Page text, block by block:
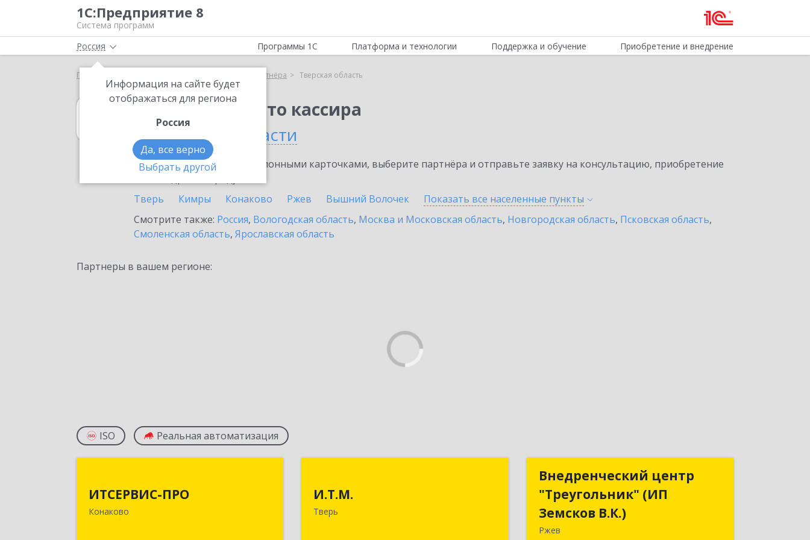
1С:Предприятие 8
Система программ
Россия
Информация на сайте будет
отображаться для региона
Россия
Да, все верно
Выбрать другой
Программы 1С Платформа и технологии Поддержка и обучение Приобретение и внедрение
Главная Выбор партнёра Тверская область
1С:Рабочее место кассира
в Тверской области
Ознакомьтесь с информационными карточками, выберите партнёра и отправьте заявку на консультацию, приобретение
Тверь
Кимры Конаково Ржев Вышний Волочек Показать все населенные пункты
Смотрите также: Россия, Вологодская область, Москва и Московская область, Новгородская область, Псковская область,
Смоленская область, Ярославская область
Партнеры в вашем регионе:
ISO Реальная автоматизация
ИТСЕРВИС-ПРО
Конаково
н, Конаково г, Учебная ул, дом № 17,
И.Т.М.
Тверь
Тверь, Тверь г, Николая Корыткова
Внедренческий центр
"Треугольник" (ИП
Земсков В.К.)
Ржев
Внедренческий центр
"Треугольник" (ИП